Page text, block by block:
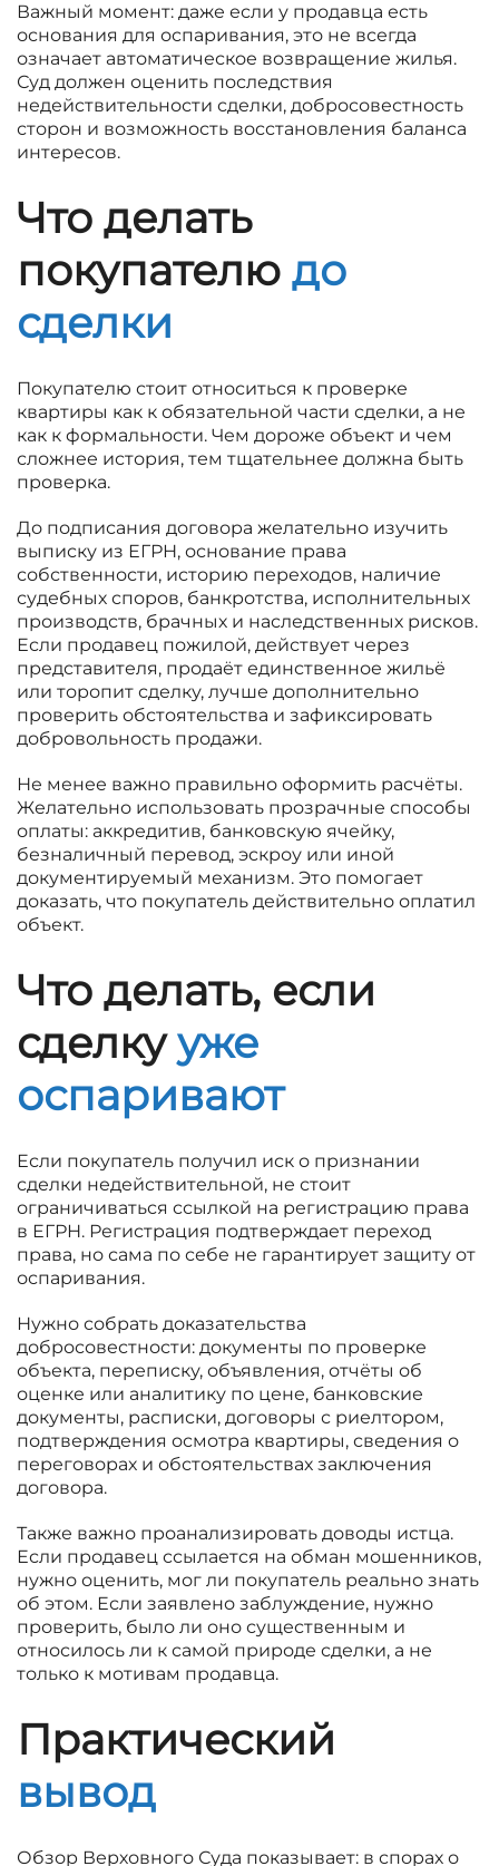
Важный момент: даже если у продавца есть
основания для оспаривания, это не всегда
означает автоматическое возвращение жилья.
Суд должен оценить последствия
недействительности сделки, добросовестность
сторон и возможность восстановления баланса
интересов.
Что делать
покупателю до
сделки
Покупателю стоит относиться к проверке
квартиры как к обязательной части сделки, а не
как к формальности. Чем дороже объект и чем
сложнее история, тем тщательнее должна быть
проверка.
До подписания договора желательно изучить
выписку из ЕГРН, основание права
собственности, историю переходов, наличие
судебных споров, банкротства, исполнительных
производств, брачных и наследственных рисков.
Если продавец пожилой, действует через
представителя, продаёт единственное жильё
или торопит сделку, лучше дополнительно
проверить обстоятельства и зафиксировать
добровольность продажи.
Не менее важно правильно оформить расчёты.
Желательно использовать прозрачные способы
оплаты: аккредитив, банковскую ячейку,
безналичный перевод, эскроу или иной
документируемый механизм. Это помогает
доказать, что покупатель действительно оплатил
объект.
Что делать, если
сделкууже
оспаривают
Если покупатель получил иск о признании
сделки недействительной, не стоит
ограничиваться ссылкой на регистрацию права
в ЕГРН. Регистрация подтверждает переход
права, но сама по себе не гарантирует защиту от
оспаривания.
Нужно собрать доказательства
добросовестности: документы по проверке
объекта, переписку, объявления, отчёты об
оценке или аналитику по цене, банковские
документы, расписки, договоры с риелтором,
подтверждения осмотра квартиры, сведения о
переговорах и обстоятельствах заключения
договора.
Также важно проанализировать доводы истца.
Если продавец ссылается на обман мошенников,
нужно оценить, мог ли покупатель реально знать
об этом. Если заявлено заблуждение, нужно
проверить, было ли оно существенным и
относилось ли к самой природе сделки, а не
только к мотивам продавца.
Практический
вывод
Обзор Верховного Суда показывает: в спорах о